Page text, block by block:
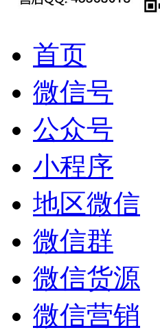
首页
微信号
公众号
小程序
地区微信
微信群
微信货源
微信营销